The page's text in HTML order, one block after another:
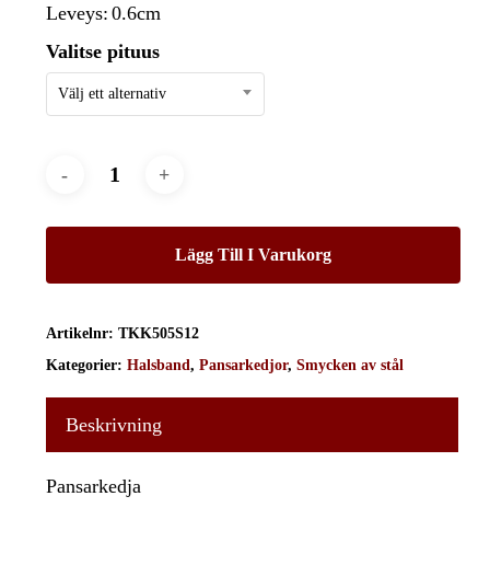
Leveys: 0.6cm
Valitse pituus
Välj ett alternativ
Lägg Till I Varukorg
Artikelnr: TKK505S12
Kategorier: Halsband, Pansarkedjor, Smycken av stål
Beskrivning
Pansarkedja